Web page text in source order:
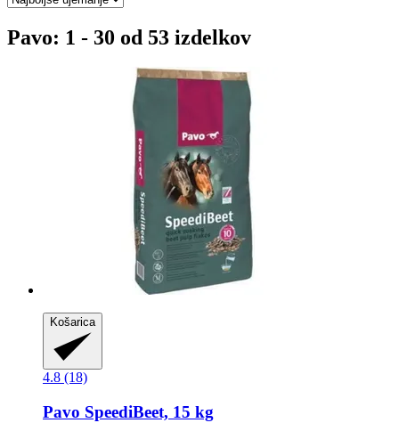
Pavo: 1 - 30 od 53 izdelkov
Košarica
4.8 (18)
Pavo SpeediBeet, 15 kg